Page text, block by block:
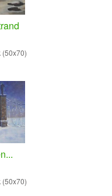
(50x70)
(50x70)